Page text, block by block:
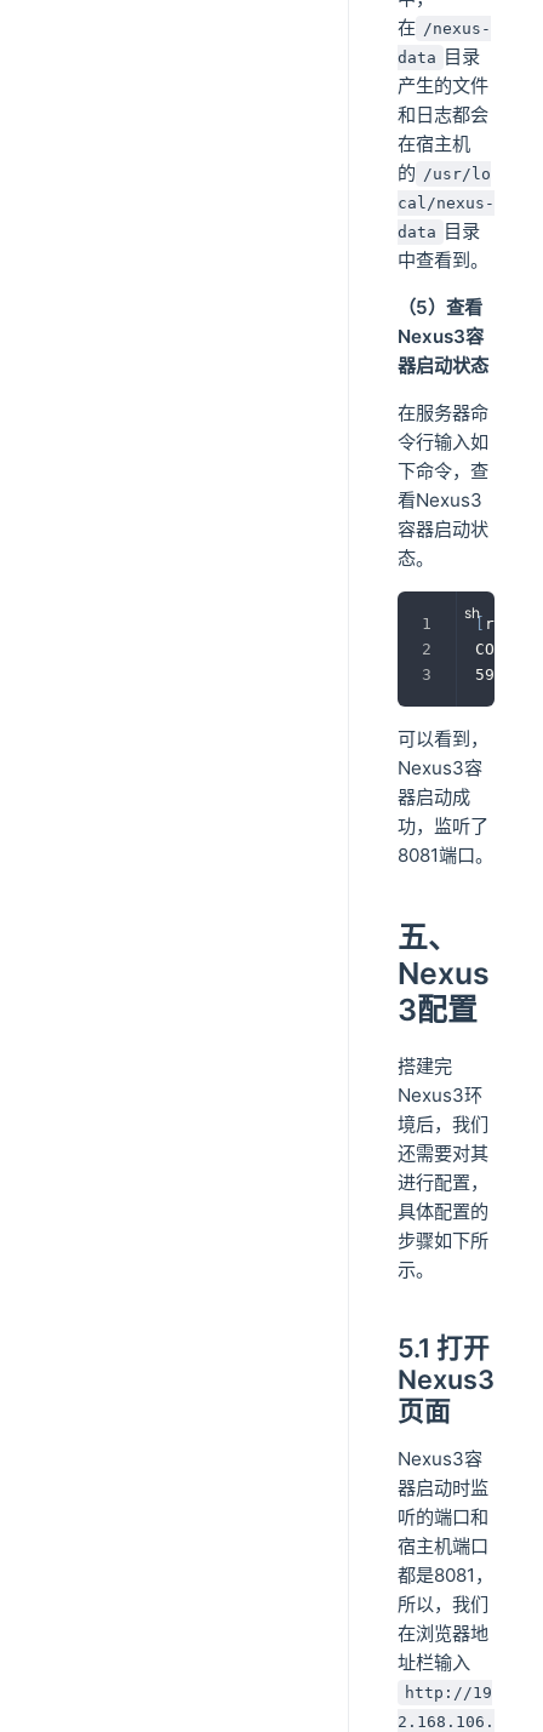
在 /nexus-
data 目录
产生的文件
和日志都会
在宿主机
的 /usr/lo
cal/nexus-
data 目录
中查看到。
（5）查看
Nexus3容
器启动状态
在服务器命
令行输入如
下命令，查
看Nexus3
容器启动状
态。
[
可以看到，
Nexus3容
器启动成
功，监听了
8081端口。
五、
Nexus
3配置
搭建完
Nexus3环
境后，我们
还需要对其
进行配置，
具体配置的
步骤如下所
示。
5.1 打开
Nexus3
页面
Nexus3容
器启动时监
听的端口和
宿主机端口
都是8081，
所以，我们
在浏览器地
址栏输入
http://19
2.168.106.